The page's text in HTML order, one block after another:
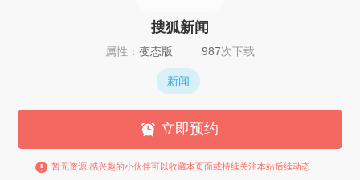
搜狐新闻
属性： 变态版 987次下载
新闻
立即预约
暂无资源,感兴趣的小伙伴可以收藏本页面或持续关注本站后续动态